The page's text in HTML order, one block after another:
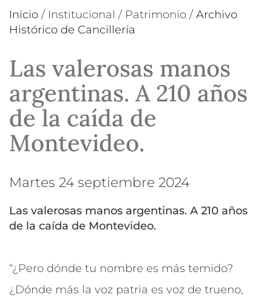
Inicio / Institucional / Patrimonio / Archivo
Histórico de Cancillería
Las valerosas manos
argentinas. A 210 años
de la caída de
Montevideo.
martes 24 septiembre 2024
Las valerosas manos argentinas. A 210 años
de la caída de Montevideo.
“¿Pero dónde tu nombre es más temido?
¿Dónde más la voz patria es voz de trueno,